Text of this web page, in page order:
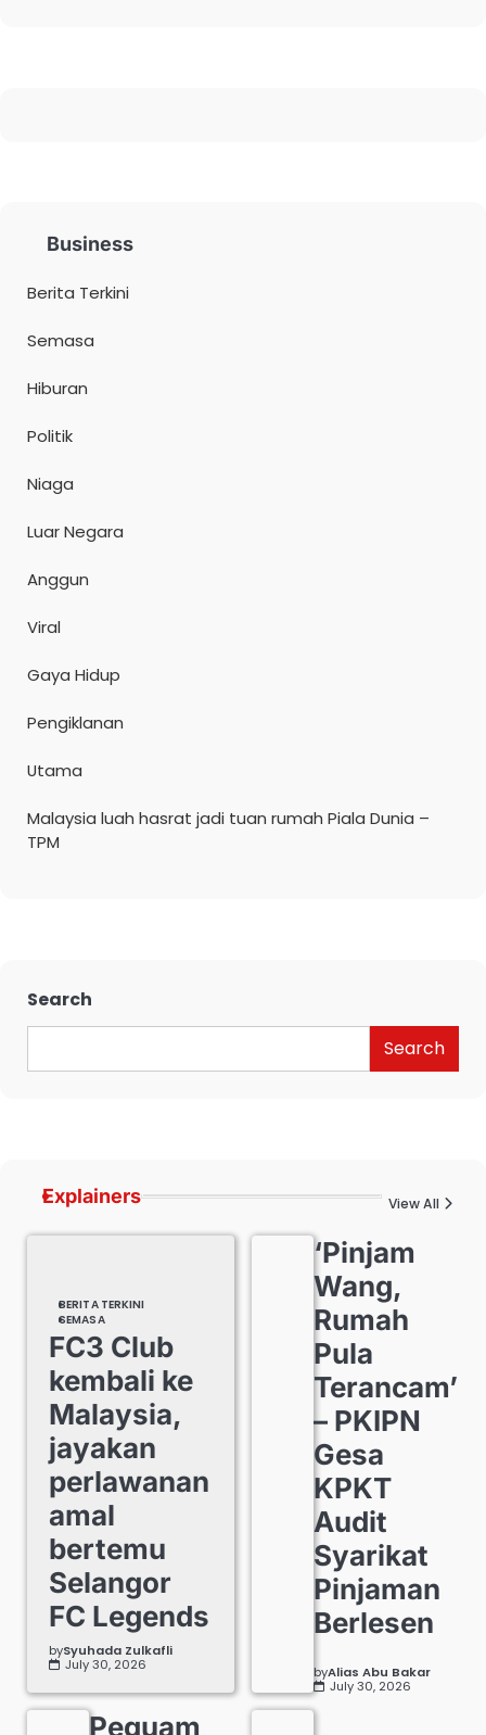
Business
Berita Terkini
Semasa
Hiburan
Politik
Niaga
Luar Negara
Anggun
Viral
Gaya Hidup
Pengiklanan
Utama
Malaysia luah hasrat jadi tuan rumah Piala Dunia –
TPM
Search
Search
Explainers View All
BERITA TERKINI
SEMASA
FC3 Club
kembali ke
Malaysia,
jayakan
perlawanan
amal
bertemu
Selangor
FC Legends
bySyuhada Zulkafli
July 30, 2026
‘Pinjam
Wang,
Rumah
Pula
Terancam’
– PKIPN
Gesa
KPKT
Audit
Syarikat
Pinjaman
Berlesen
byAlias Abu Bakar
July 30, 2026
Peguam